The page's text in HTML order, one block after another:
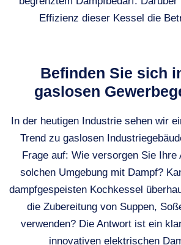
Effizienz dieser Kessel die
Befinden Sie sich
gaslosen
In der heutigen Industrie sehen wir
Trend zu gaslosen
Frage auf: Wie versorgen Sie Ihre
solchen Umgebung mit Dampf?
dampfgespeisten Kochkessel
die Zubereitung von Suppen,
verwenden? Die Antwort ist ein
innovativen elektrischen